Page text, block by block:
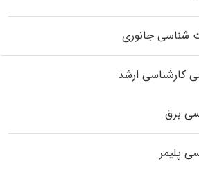
شناسی جانوری
کارشناسی ارشد
برق
پلیمر